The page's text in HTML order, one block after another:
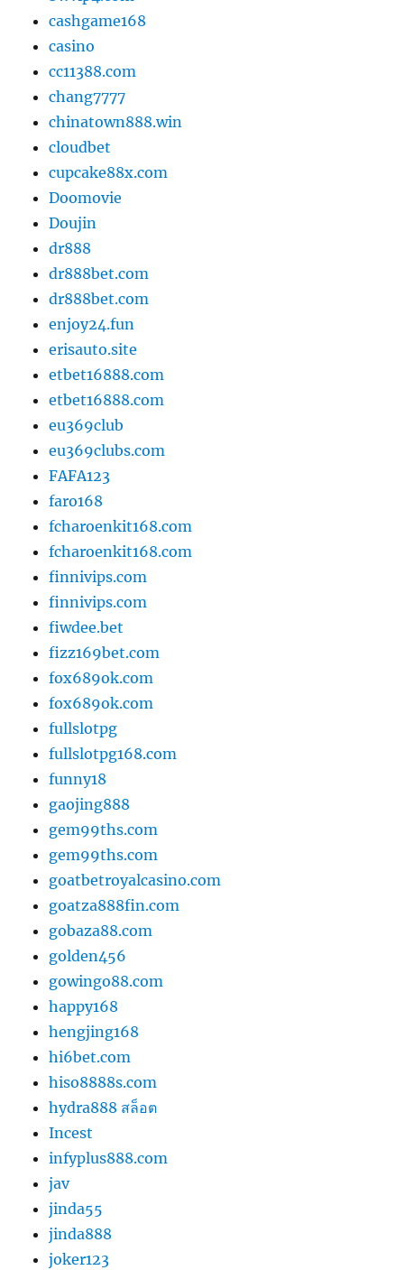
cashgame168
casino
cc11388.com
chang7777
chinatown888.win
cloudbet
cupcake88x.com
Doomovie
Doujin
dr888
dr888bet.com
dr888bet.com
enjoy24.fun
erisauto.site
etbet16888.com
etbet16888.com
eu369club
eu369clubs.com
FAFA123
faro168
fcharoenkit168.com
fcharoenkit168.com
finnivips.com
finnivips.com
fiwdee.bet
fizz169bet.com
fox689ok.com
fox689ok.com
fullslotpg
fullslotpg168.com
funny18
gaojing888
gem99ths.com
gem99ths.com
goatbetroyalcasino.com
goatza888fin.com
gobaza88.com
golden456
gowingo88.com
happy168
hengjing168
hi6bet.com
hiso8888s.com
hydra888 สล็อต
Incest
infyplus888.com
jav
jinda55
jinda888
joker123